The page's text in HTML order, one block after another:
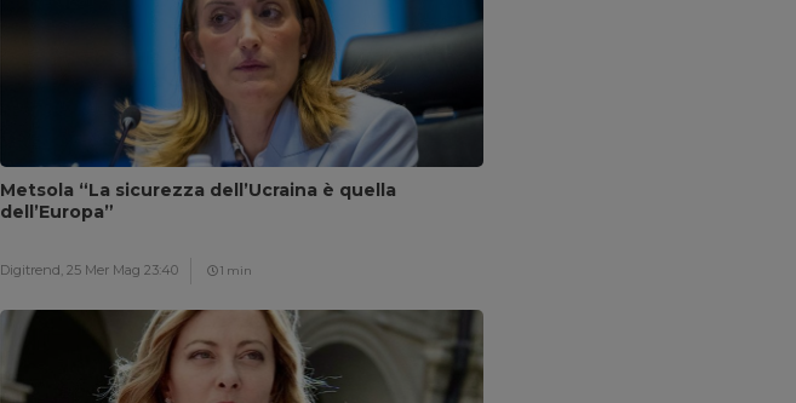
Metsola “La sicurezza dell’Ucraina è quella
dell’Europa”
Digitrend, 25 Mer Mag 23:40 1 min